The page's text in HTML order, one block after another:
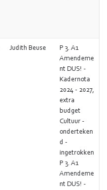
Judith Beuse
P 3. A1
Amendeme
nt DUS! -
Kadernota
2024 - 2027,
extra
budget
Cultuur -
onderteken
d -
ingetrokken
P 3. A1
Amendeme
nt DUS! -